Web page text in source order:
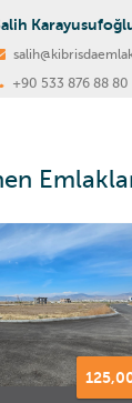
+90 533 876 88 80